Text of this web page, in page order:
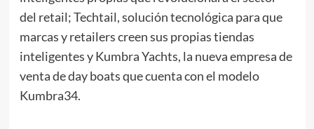
del retail; Techtail, solución tecnológica para que
marcas y retailers creen sus propias tiendas
inteligentes y Kumbra Yachts, la nueva empresa de
venta de day boats que cuenta con el modelo
Kumbra34.